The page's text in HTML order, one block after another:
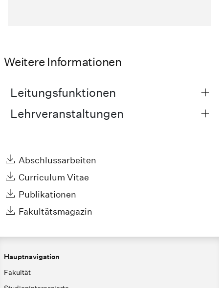
Weitere Informationen
Leitungsfunktionen
Lehrveranstaltungen
Abschlussarbeiten
Curriculum Vitae
Publikationen
Fakultätsmagazin
Hauptnavigation
Fakultät